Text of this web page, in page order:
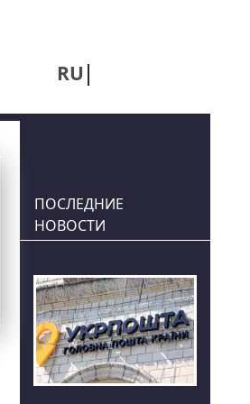
RU
ПОСЛЕДНИЕ
НОВОСТИ